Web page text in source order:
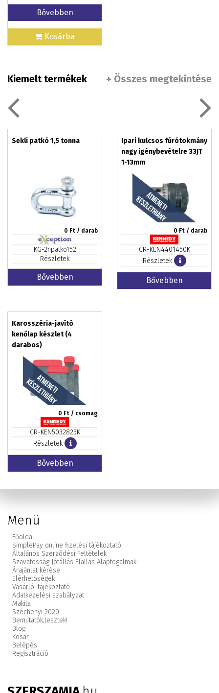
Bővebben
Kosárba
Kiemelt termékek + Összes megtekintése
Sekli patkó 1,5 tonna
0 Ft / darab
KG-2npatko152
Részletek
Bővebben
Ipari kulcsos fúrótokmány
nagy igénybevételre 33JT
1-13mm
0 Ft / darab
CR-KEN4401450K
Részletek
Bővebben
Karosszéria-javító
kenőlap készlet (4
darabos)
0 Ft / csomag
CR-KEN5032825K
Részletek
Bővebben
Menü
Főoldal
SimplePay online fizetési tájékoztató
Általános Szerződési Feltételek
Szavatosság Jótállás Elállás Alapfogalmak
Árajánlat kérése
Elérhetőségek
Vásárlói tájékoztató
Adatkezelési szabályzat
Makita
Széchenyi 2020
Bemutatók,tesztek!
Blog
Kosár
Belépés
Regisztráció